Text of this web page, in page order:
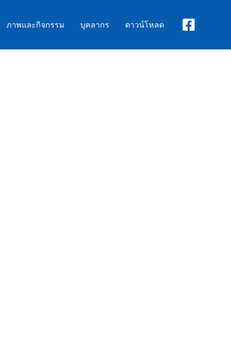
ภาพและกิจกรรม บุคลากร ดาวน์โหลด